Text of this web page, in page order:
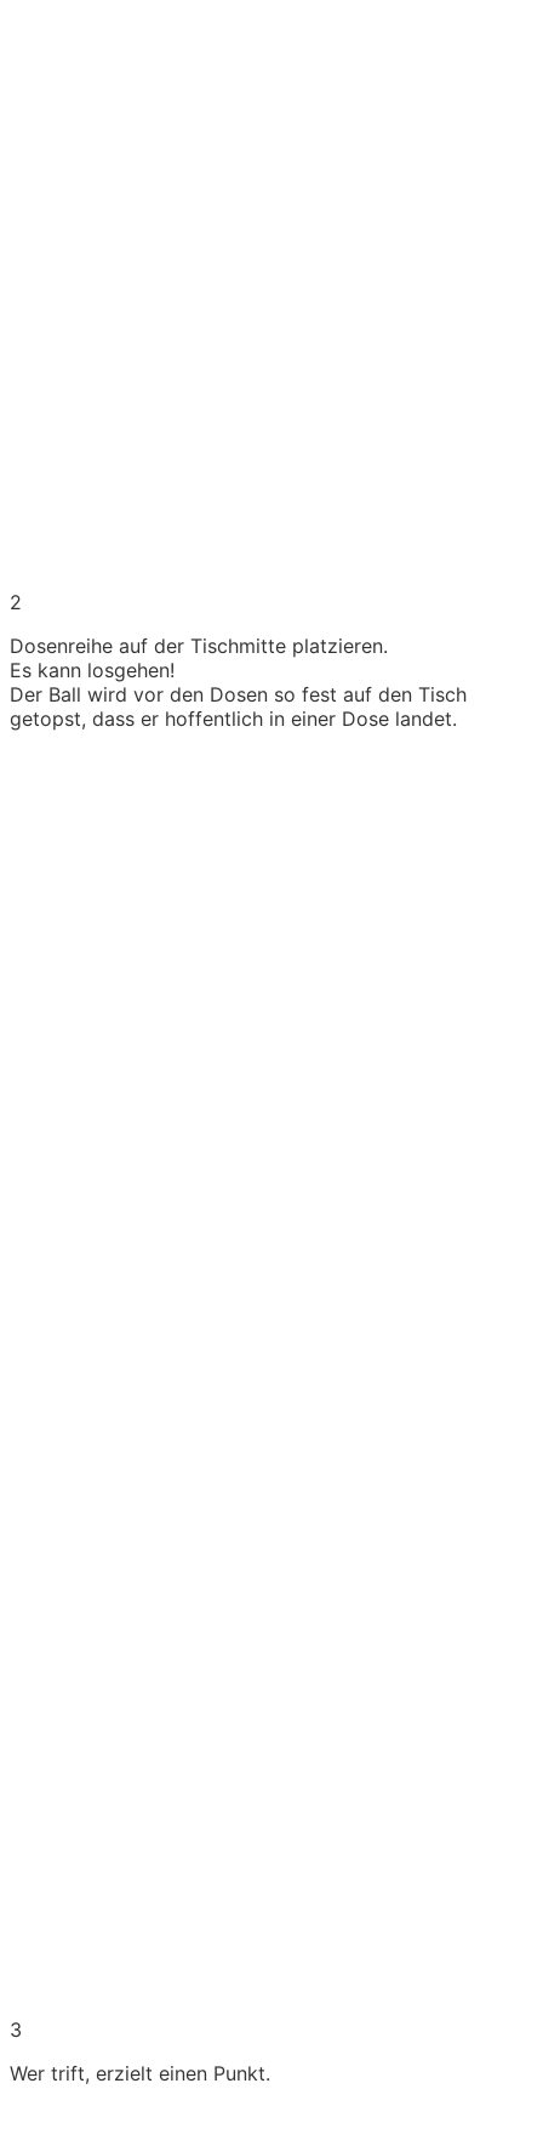
2
Dosenreihe auf der Tischmitte platzieren.
Es kann losgehen!
Der Ball wird vor den Dosen so fest auf den Tisch
getopst, dass er hoffentlich in einer Dose landet.
3
Wer trift, erzielt einen Punkt.